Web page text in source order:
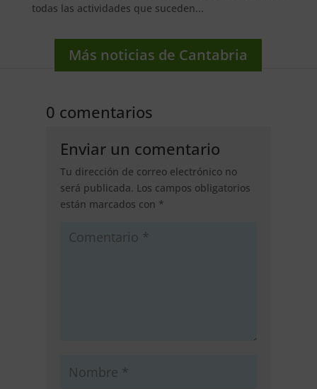
todas las actividades que suceden...
Más noticias de Cantabria
0 comentarios
Enviar un comentario
Tu dirección de correo electrónico no
será publicada. Los campos obligatorios
están marcados con *